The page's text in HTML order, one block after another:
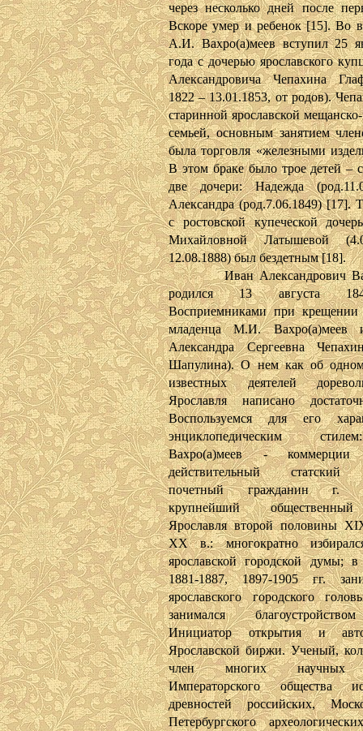
через несколько дней после
Вскоре умер и ребенок [15]. Во
А.И. Вахро(а)меев вступил 25
года с дочерью ярославского
Александровича Чепахина
1822 – 13.01.1853, от родов).
старинной ярославской
семьей, основным занятием
была торговля «железными
В этом браке было трое детей –
две дочери: Надежда
Александра (род.7.06.1849) [17].
с ростовской купеческой
Михайловной Латышевой
12.08.1888) был бездетным [18].
Иван Александрович
родился 13 августа
Восприемниками при крещении
младенца М.И. Вахро(а)меев
Александра Сергеевна
Шапулина). О нем как об
известных деятелей
Ярославля написано
Воспользуемся для его
энциклопедическим
Вахро(а)меев - коммерции
действительный статский
почетный гражданин г.
крупнейший
Ярославля второй половины
XX в.: многократно
ярославской городской думы; в
1881-1887, 1897-1905 гг.
ярославского городского
занимался
Инициатор открытия и
Ярославской биржи. Ученый,
член многих научных
Императорского общества
древностей российских,
Петербургского